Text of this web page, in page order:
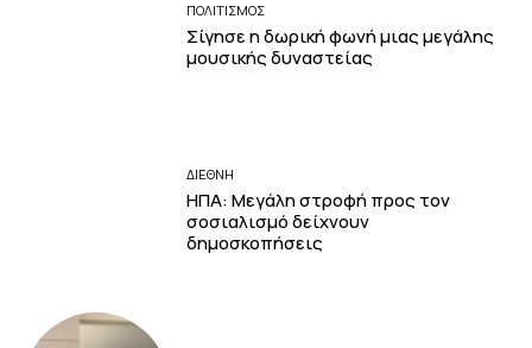
ΠΟΛΙΤΙΣΜΟΣ
Σίγησε η δωρική φωνή μιας μεγάλης
μουσικής δυναστείας
ΔΙΕΘΝΗ
ΗΠΑ: Μεγάλη στροφή προς τον
σοσιαλισμό δείχνουν
δημοσκοπήσεις